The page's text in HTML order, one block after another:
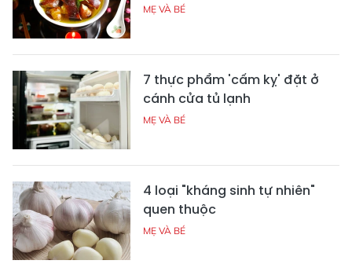
MẸ VÀ BÉ
7 thực phẩm 'cấm kỵ' đặt ở
cánh cửa tủ lạnh
MẸ VÀ BÉ
4 loại "kháng sinh tự nhiên"
quen thuộc
MẸ VÀ BÉ